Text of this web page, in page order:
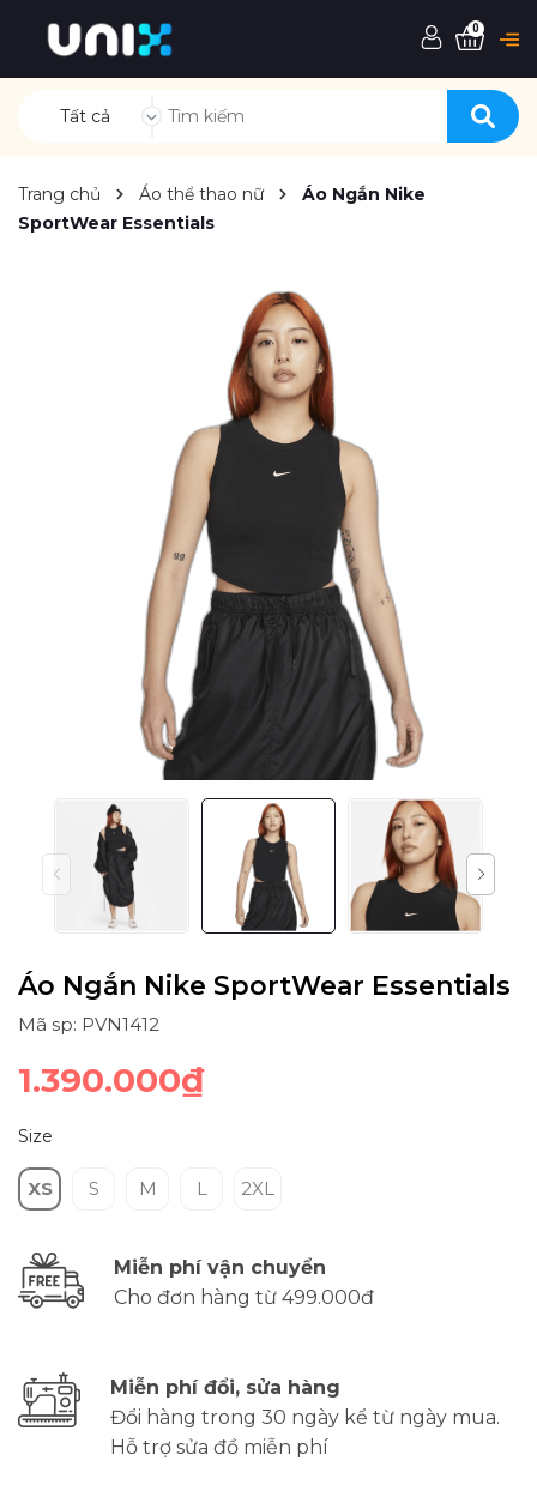
Tất cả
0
Trang chủ Áo thể thao nữ
Áo Ngắn Nike
SportWear Essentials
Áo Ngắn Nike SportWear Essentials
Mã sp: PVN1412
1.390.000₫
Size
XS S M L 2XL
Miễn phí vận chuyển
Cho đơn hàng từ 499.000đ
Miễn phí đổi, sửa hàng
Đổi hàng trong 30 ngày kể từ ngày mua.
Hỗ trợ sửa đồ miễn phí